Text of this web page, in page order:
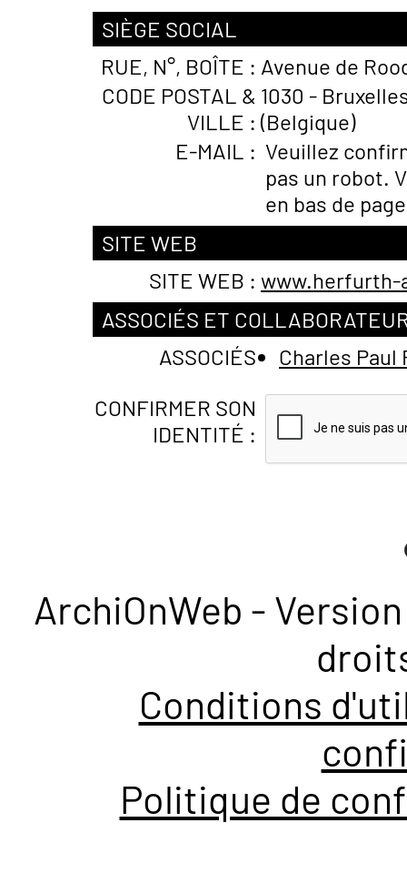
SIÈGE SOCIAL
RUE, N°, BOÎTE : Avenue de
CODE POSTAL &
VILLE :
1030 -
(Belgique)
E-MAIL : Veuillez
pas un robot.
en bas de
SITE WEB
SITE WEB :
ASSOCIÉS ET
ASSOCIÉS
Charles Paul
CONFIRMER SON
IDENTITÉ :
ArchiOnWeb -
Conditions
Politique de